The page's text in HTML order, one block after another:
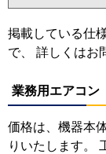
掲載している仕
で、 詳しくはお
業務用エアコ
価格は、機器本
りいたします。